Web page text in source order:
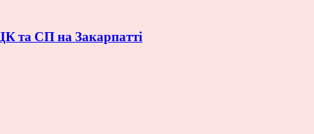
та СП на Закарпатті